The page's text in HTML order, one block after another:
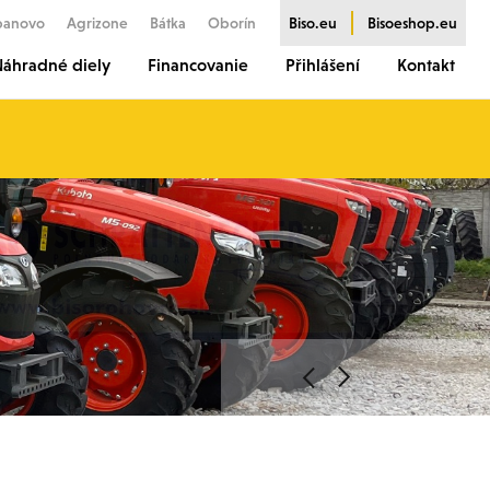
Agrizone Bátka Oborín Biso.eu Bisoeshop.eu
diely Financovanie Přihlášení Kontakt